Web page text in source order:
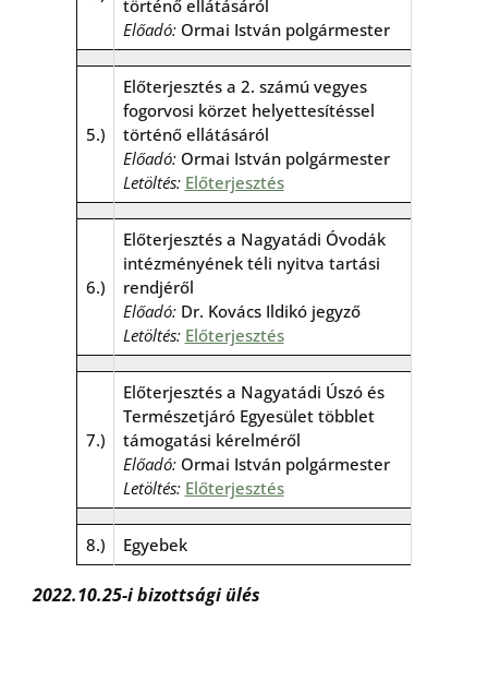
történő ellátásáról
Előadó: Ormai István polgármester
5.)
Előterjesztés a 2. számú vegyes
fogorvosi körzet helyettesítéssel
történő ellátásáról
Előadó: Ormai István polgármester
Letöltés: Előterjesztés
6.)
Előterjesztés a Nagyatádi Óvodák
intézményének téli nyitva tartási
rendjéről
Előadó: Dr. Kovács Ildikó jegyző
Letöltés: Előterjesztés
7.)
Előterjesztés a Nagyatádi Úszó és
Természetjáró Egyesület többlet
támogatási kérelméről
Előadó: Ormai István polgármester
Letöltés: Előterjesztés
8.) Egyebek
2022.10.25-i bizottsági ülés